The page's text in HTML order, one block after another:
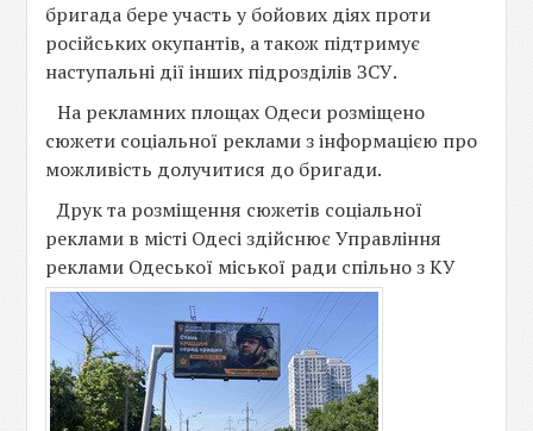
бригада бере участь у бойових діях проти
російських окупантів, а також підтримує
наступальні дії інших підрозділів ЗСУ.
На рекламних площах Одеси розміщено
сюжети соціальної реклами з інформацією про
можливість долучитися до бригади.
Друк та розміщення сюжетів соціальної
реклами в місті Одесі здійснює Управління
реклами Одеської міської ради спільно з КУ